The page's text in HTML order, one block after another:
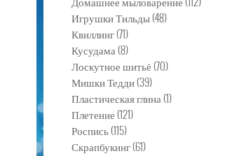
Игрушки Тильды(48)
Квиллинг(71)
Кусудама(8)
Лоскутное шитьё(70)
Мишки Тедди(39)
Пластическая глина(1)
Плетение(121)
Роспись(115)
Скрапбукинг(61)